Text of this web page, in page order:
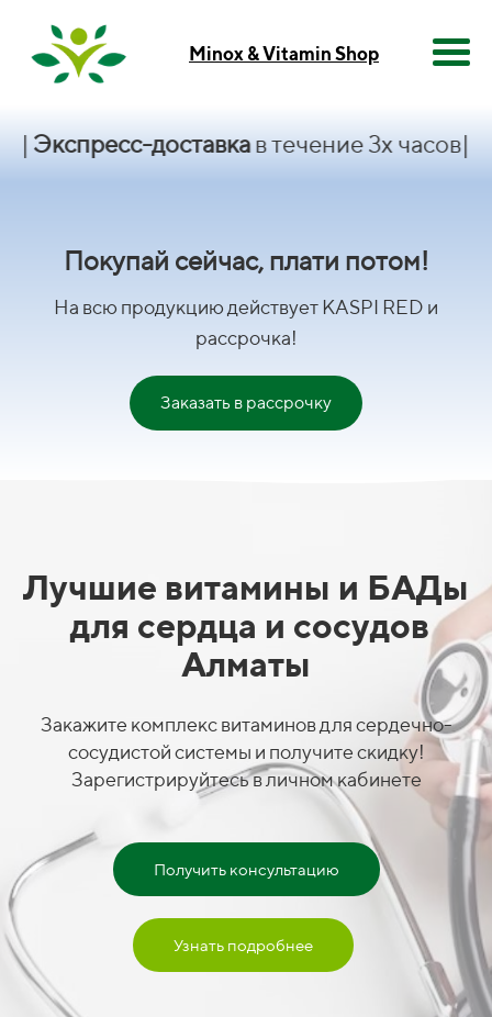
Minox & Vitamin Shop
доставкав течение 3х часов|KASPI
Покупай сейчас, плати потом!
На всю продукцию действует KASPI RED и
рассрочка!
Заказать в рассрочку
Лучшие витамины и БАДы
для сердца и сосудов
Алматы
Закажите комплекс витаминов для сердечно-
сосудистой системы и получите скидку!
Зарегистрируйтесь в личном кабинете
Получить консультацию
Узнать подробнее